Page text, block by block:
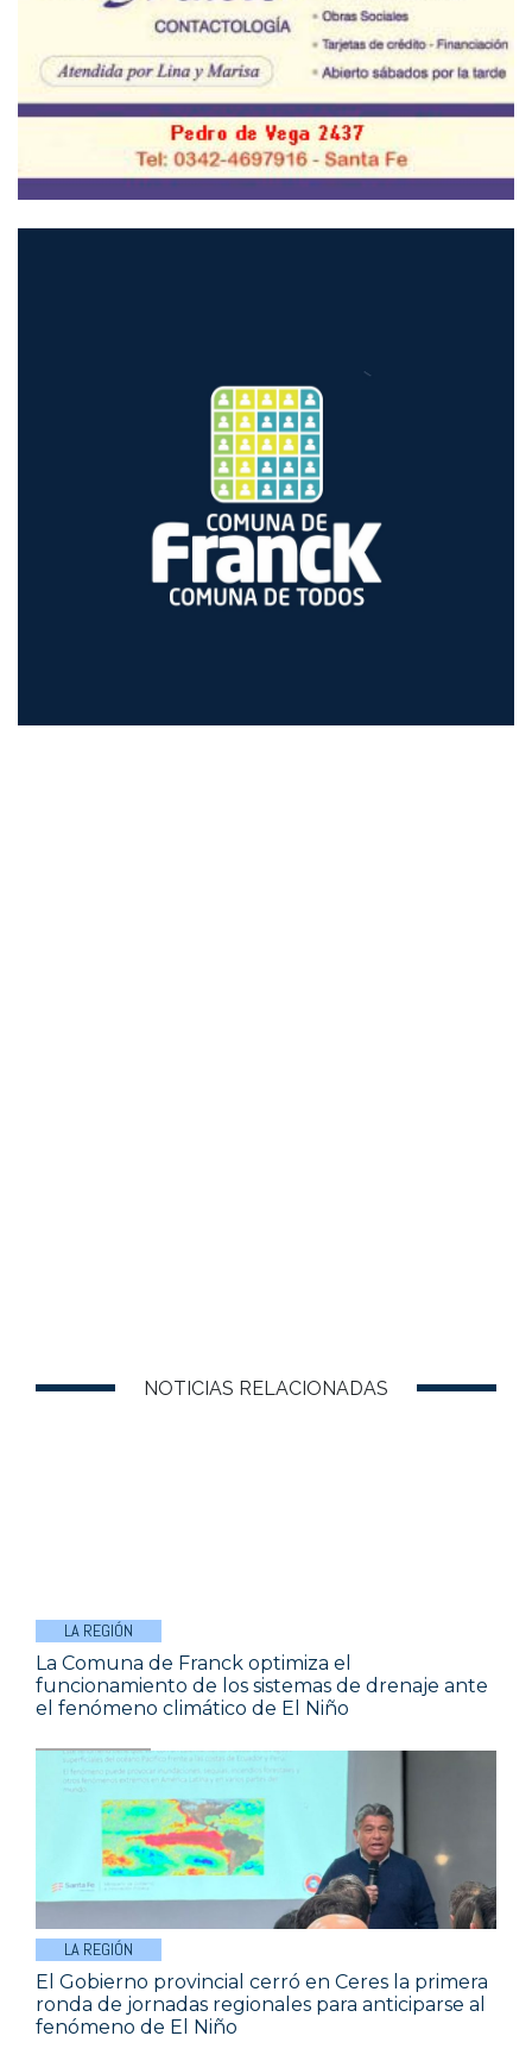
NOTICIAS RELACIONADAS
LA REGIÓN
La Comuna de Franck optimiza el
funcionamiento de los sistemas de drenaje ante
el fenómeno climático de El Niño
LA REGIÓN
El Gobierno provincial cerró en Ceres la primera
ronda de jornadas regionales para anticiparse al
fenómeno de El Niño